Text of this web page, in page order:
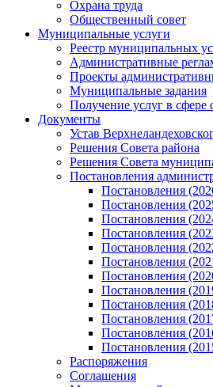
Охрана труда
Общественный совет
Муниципальные услуги
Реестр муниципальных
Административные
Проекты
Муниципальные задания
Получение услуг в сфере
Документы
Устав
Решения Совета района
Решения Совета
Постановления
Постановления
Постановления
Постановления
Постановления
Постановления
Постановления
Постановления
Постановления
Постановления
Постановления
Постановления
Постановления
Распоряжения
Соглашения